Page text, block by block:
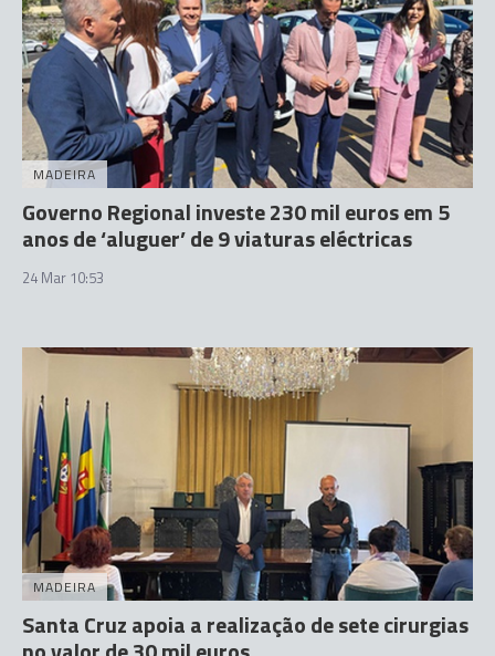
MADEIRA
Governo Regional investe 230 mil euros em 5
anos de ‘aluguer’ de 9 viaturas eléctricas
24 Mar 10:53
MADEIRA
Santa Cruz apoia a realização de sete cirurgias